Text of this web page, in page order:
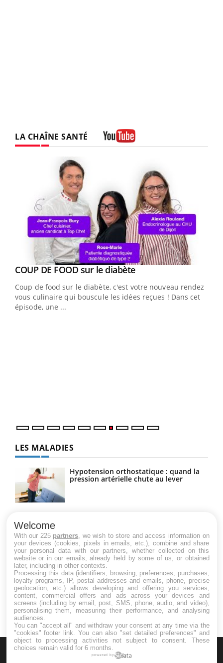
LA CHAÎNE SANTÉ
Youtube
COUP DE FOOD sur le diabèteYoutube
Coup de food sur le diabète, c'est votre nouveau rendez-
vous culinaire qui bouscule les idées reçues ! Dans cet
épisode, une ...
LES MALADIES
Hypotension orthostatique : quand la
pression artérielle chute au lever
Maladie de Charcot (Sclérose latérale
amyotrophique)
Welcome
With our 225 partners , we wish to store and access information on
your devices (cookies, pixels in emails, etc.), combine and share
your personal data with our partners, whether collected on this
website or in our emails, already held by some of us, or obtained
later, including in other contexts.
Processing this data (identifiers, browsing, preferences, purchases,
loyalty programs, IP, postal addresses and emails, phone, precise
geolocation, etc.) allows developing and offering you services,
content, commercial offers and ads across your devices and
screens (including by email, post, SMS, phone, audio, and video),
personalising them, measuring their performance, and analysing
audiences.
You can "accept all" and withdraw your consent at any time via the
"cookies" footer link . You can also "set detailed preferences" and
object to processing activities not subject to consent. These
choices remain valid for 6 months.
powered by